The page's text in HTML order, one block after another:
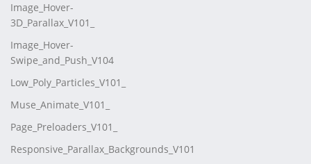
Image_Hover-
3D_Parallax_V101_
Image_Hover-
Swipe_and_Push_V104
Low_Poly_Particles_V101_
Muse_Animate_V101_
Page_Preloaders_V101_
Responsive_Parallax_Backgrounds_V101